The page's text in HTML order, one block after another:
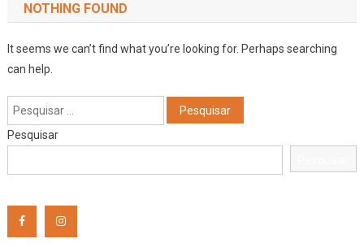
NOTHING FOUND
It seems we can’t find what you’re looking for. Perhaps searching
can help.
Pesquisar
por:
Pesquisar